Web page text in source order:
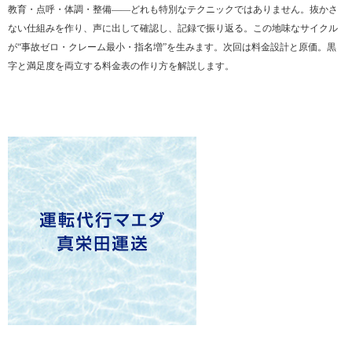
教育・点呼・体調・整備——どれも特別なテクニックではありません。抜かさ
ない仕組みを作り、声に出して確認し、記録で振り返る。この地味なサイクル
が“事故ゼロ・クレーム最小・指名増”を生みます。次回は料金設計と原価。黒
字と満足度を両立する料金表の作り方を解説します。